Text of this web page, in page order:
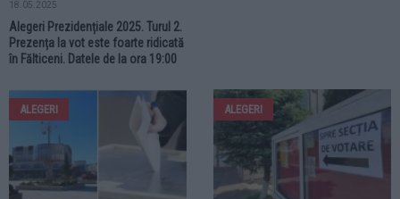
18.05.2025
Alegeri Prezidențiale 2025. Turul 2.
Prezența la vot este foarte ridicată
în Fălticeni. Datele de la ora 19:00
ALEGERI ALEGERI